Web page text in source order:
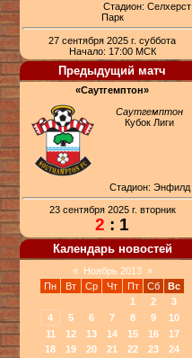
Стадион: Селхерст
Парк
27 сентября 2025 г. суббота
Начало: 17:00 МСК
Предыдущий матч
«Саутгемптон»
Саутгемптон
Кубок Лиги
Стадион: Энфилд
23 сентября 2025 г. вторник
2 : 1
Календарь новостей
« Ноябрь 2013 »
Пн
Вт Ср Чт Пт Сб
Вс
1
2
3
4
5 6 7 8 9
10
11
12 13 14 15 16
17
18
19 20 21 22 23
24